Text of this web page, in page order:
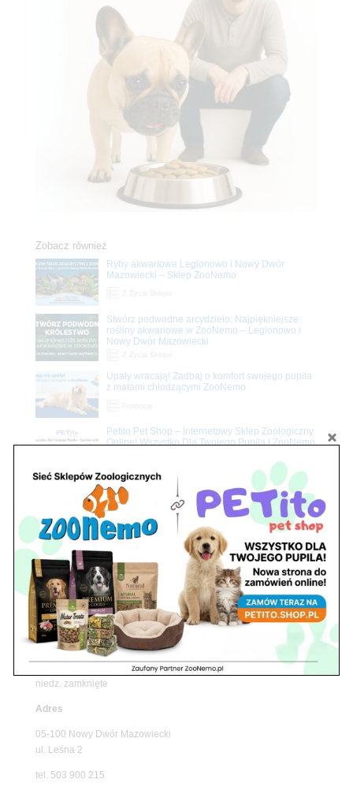
Zobacz również
Ryby akwariowe Legionowo i Nowy Dwór
Mazowiecki – Sklep ZooNemo
Stwórz podwodne arcydzieło: Najpiękniejsze
rośliny akwariowe w ZooNemo – Legionowo i
Nowy Dwór Mazowiecki
Upały wracają! Zadbaj o komfort swojego pupila
z matami chłodzącymi ZooNemo
Petito Pet Shop – Internetowy Sklep Zoologiczny
Online! Wszystko Dla Twojego Pupila | ZooNemo
Znajdź nas
Adres
05-120 Legionowo
ul. Piłsudskiego 31,
pawilon 134
tel./fax. 22 784 71 96
Godziny pracy
pon. – piąt. 10.00 – 19.00
niedz. zamknięte
Adres
05-100 Nowy Dwór Mazowiecki
ul. Leśna 2
tel. 503 900 215